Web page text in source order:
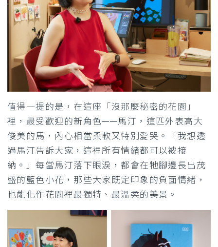
值得一提的是，在這座「沒那麼秘密的花園」
裡，最受歡迎的新角色——馬汀，這匹外表高大
俊美的馬，內心相當柔軟又特別愛哭。「我想透
過馬汀告訴大家，這裡所有情緒都可以被接
納。」每當馬汀落下眼淚，都會在牠腳邊長出茂
盛的藍色小花，那些大家既定印象的負面情緒，
也能化作花園裡最獨特、最溫柔的美景。